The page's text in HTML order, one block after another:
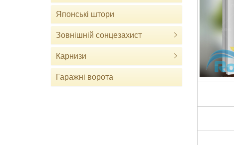
Японські штори
Зовнішній сонцезахист
Карнизи
Гаражні ворота